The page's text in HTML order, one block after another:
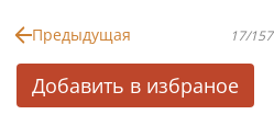
Предыдущая 17/157
Добавить в избраное